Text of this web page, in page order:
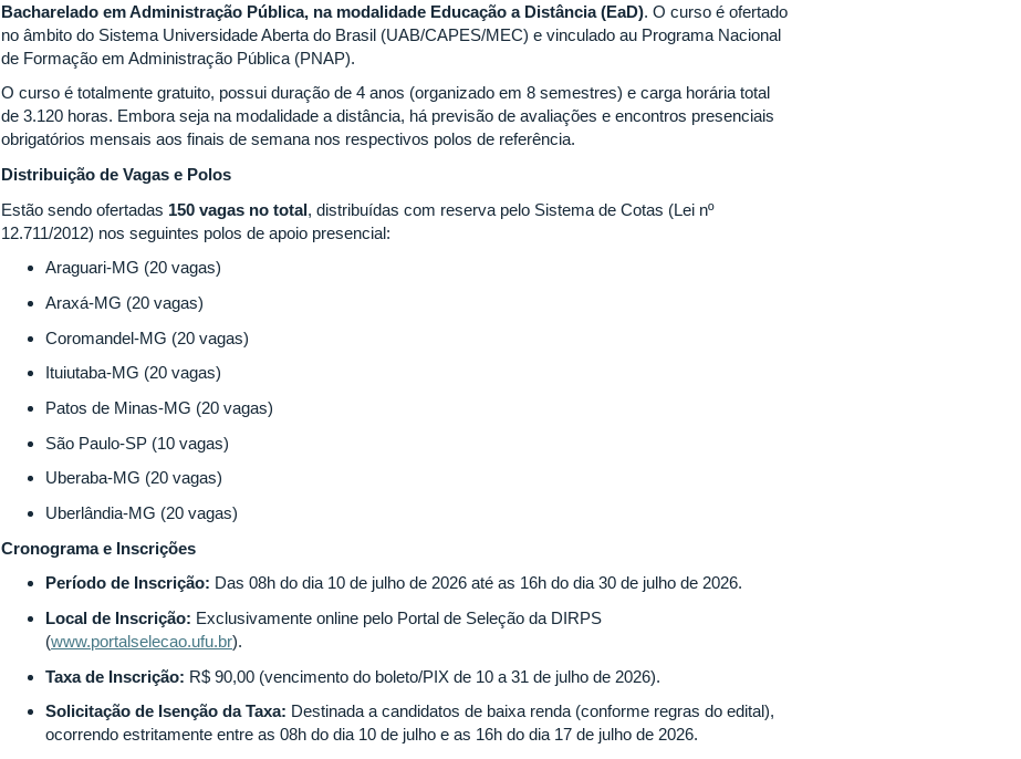
Bacharelado em Administração Pública, na modalidade Educação a Distância (EaD). O curso é ofertado
no âmbito do Sistema Universidade Aberta do Brasil (UAB/CAPES/MEC) e vinculado au Programa Nacional
de Formação em Administração Pública (PNAP).
O curso é totalmente gratuito, possui duração de 4 anos (organizado em 8 semestres) e carga horária total
de 3.120 horas. Embora seja na modalidade a distância, há previsão de avaliações e encontros presenciais
obrigatórios mensais aos finais de semana nos respectivos polos de referência.
Distribuição de Vagas e Polos
Estão sendo ofertadas 150 vagas no total , distribuídas com reserva pelo Sistema de Cotas (Lei nº
12.711/2012) nos seguintes polos de apoio presencial:
Araguari-MG (20 vagas)
Araxá-MG (20 vagas)
Coromandel-MG (20 vagas)
Ituiutaba-MG (20 vagas)
Patos de Minas-MG (20 vagas)
São Paulo-SP (10 vagas)
Uberaba-MG (20 vagas)
Uberlândia-MG (20 vagas)
Cronograma e Inscrições
Período de Inscrição: Das 08h do dia 10 de julho de 2026 até as 16h do dia 30 de julho de 2026.
Local de Inscrição: Exclusivamente online pelo Portal de Seleção da DIRPS
(www.portalselecao.ufu.br).
Taxa de Inscrição: R$ 90,00 (vencimento do boleto/PIX de 10 a 31 de julho de 2026).
Solicitação de Isenção da Taxa: Destinada a candidatos de baixa renda (conforme regras do edital),
ocorrendo estritamente entre as 08h do dia 10 de julho e as 16h do dia 17 de julho de 2026.